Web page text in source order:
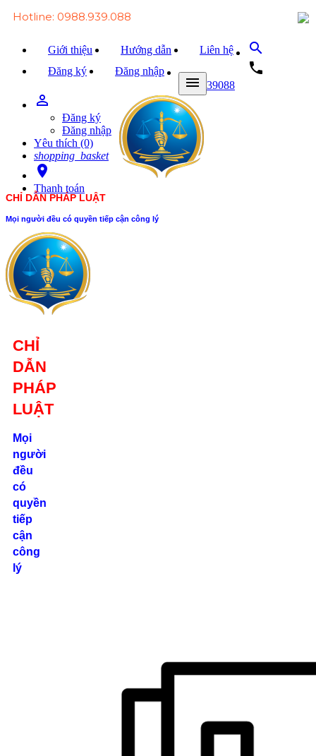
Hotline: 0988.939.088
Giới thiệu Hướng dẫn
Liên hệ
Đăng ký
Đăng nhập
search
local_phone
0988939088
person_outline
Đăng ký
Đăng nhập
Yêu thích (0)
shopping_basket
room
Thanh toán
menu
CHỈ DẪN PHÁP LUẬT
Mọi người đều có quyền tiếp cận công lý
CHỈ
DẪN
PHÁP
LUẬT
Mọi
người
đều
có
quyền
tiếp
cận
công
lý
Trang chủ
Văn bản Luật
Văn bản Đảng
Tài liệu
Hỏi - đáp
Trao đổi
Tin tức
Liên hệ
Số 24/2B
Đường Võ
Oanh, P. 25, Q.
Bình Thạnh, Tp.
Hồ Chí Minh
0862.000.639